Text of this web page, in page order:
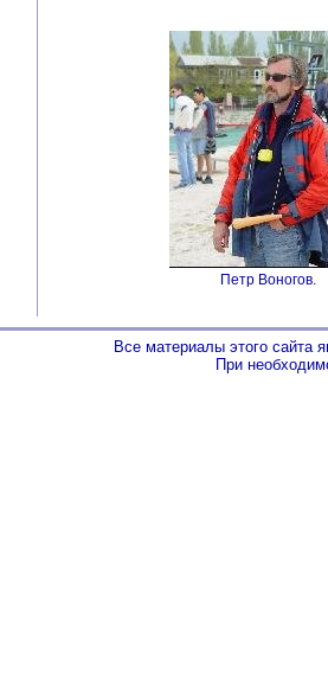
Петр Воногов.
Все материалы этого сайта
При